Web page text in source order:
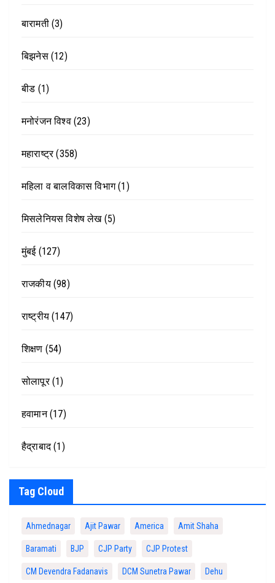
बारामती(3)
बिझनेस(12)
बीड (1)
मनोरंजन विश्व(23)
महाराष्ट्र(358)
महिला व बालविकास विभाग(1)
मिसलेनियस विशेष लेख(5)
मुंबई(127)
राजकीय(98)
राष्ट्रीय (147)
शिक्षण (54)
सोलापूर(1)
हवामान(17)
हैद्राबाद(1)
Tag Cloud
Ahmednagar Ajit Pawar America Amit Shaha
Baramati BJP CJP Party CJP Protest
CM Devendra Fadanavis DCM Sunetra Pawar Dehu